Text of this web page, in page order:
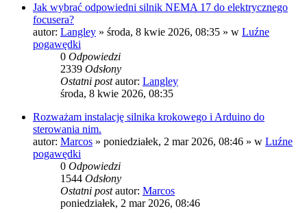
Jak wybrać odpowiedni silnik NEMA 17 do elektrycznego
focusera?
autor: Langley » środa, 8 kwie 2026, 08:35 » w Luźne
pogawędki
0 Odpowiedzi
2339 Odsłony
Ostatni postautor: Langley
środa, 8 kwie 2026, 08:35
Rozważam instalację silnika krokowego i Arduino do
sterowania nim.
autor: Marcos » poniedziałek, 2 mar 2026, 08:46 » w Luźne
pogawędki
0 Odpowiedzi
1544 Odsłony
Ostatni postautor: Marcos
poniedziałek, 2 mar 2026, 08:46